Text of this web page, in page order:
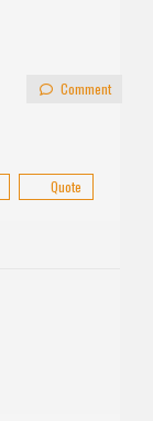
Comment
Quote